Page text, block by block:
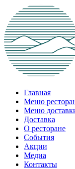
Главная
Меню
Меню
Доставка
О ресторане
События
Акции
Медиа
Контакты